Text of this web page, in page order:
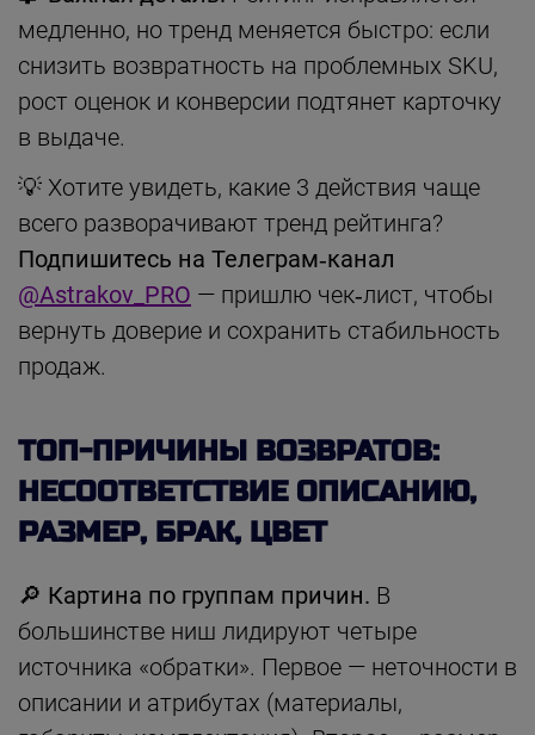
медленно, но тренд меняется быстро: если
снизить возвратность на проблемных SKU,
рост оценок и конверсии подтянет карточку
в выдаче.
💡 Хотите увидеть, какие 3 действия чаще
всего разворачивают тренд рейтинга?
Подпишитесь на Телеграм‑канал
@Astrakov_PRO — пришлю чек‑лист, чтобы
вернуть доверие и сохранить стабильность
продаж.
ТОП-ПРИЧИНЫ ВОЗВРАТОВ:
НЕСООТВЕТСТВИЕ ОПИСАНИЮ,
РАЗМЕР, БРАК, ЦВЕТ
🔎 Картина по группам причин. В
большинстве ниш лидируют четыре
источника «обратки». Первое — неточности в
описании и атрибутах (материалы,